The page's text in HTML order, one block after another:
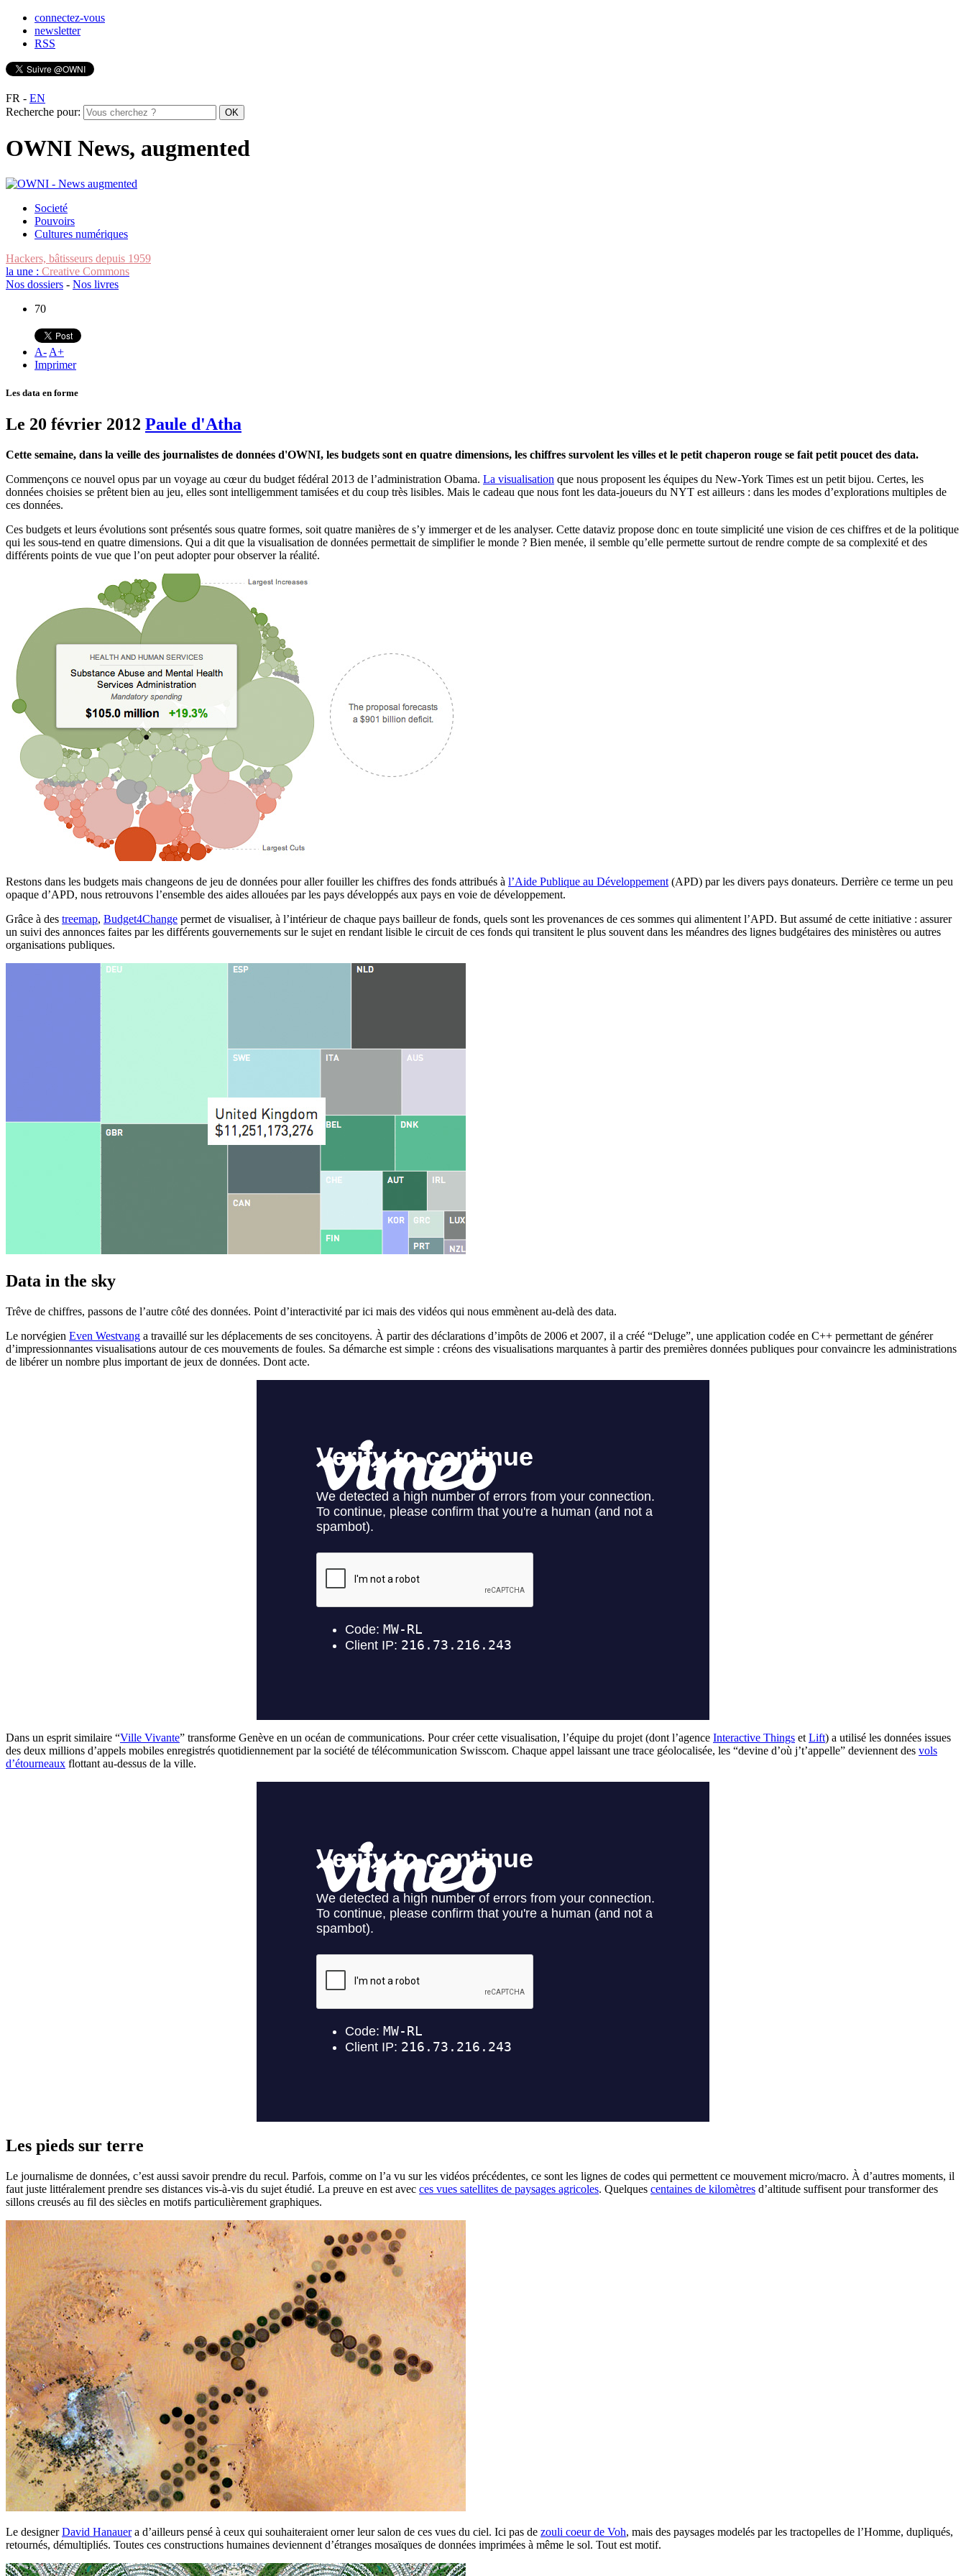
connectez-vous
newsletter
RSS
FR - EN
Recherche pour:
OWNI News, augmented
Societé
Pouvoirs
Cultures numériques
Hackers, bâtisseurs depuis 1959
la une : Creative Commons
Nos dossiers - Nos livres
70
A- A+
Imprimer
Les data en forme
Le 20 février 2012 Paule d'Atha
Cette semaine, dans la veille des journalistes de données d'OWNI, les budgets sont en quatre dimensions, les chiffres survolent les villes et le petit chaperon rouge se fait petit poucet des data.
Commençons ce nouvel opus par un voyage au cœur du budget fédéral 2013 de l’administration Obama. La visualisation que nous proposent les équipes du New-York Times est un petit bijou. Certes, les
données choisies se prêtent bien au jeu, elles sont intelligemment tamisées et du coup très lisibles. Mais le cadeau que nous font les data-joueurs du NYT est ailleurs : dans les modes d’explorations multiples de
ces données.
Ces budgets et leurs évolutions sont présentés sous quatre formes, soit quatre manières de s’y immerger et de les analyser. Cette dataviz propose donc en toute simplicité une vision de ces chiffres et de la politique
qui les sous-tend en quatre dimensions. Qui a dit que la visualisation de données permettait de simplifier le monde ? Bien menée, il semble qu’elle permette surtout de rendre compte de sa complexité et des
différents points de vue que l’on peut adopter pour observer la réalité.
Restons dans les budgets mais changeons de jeu de données pour aller fouiller les chiffres des fonds attribués à l’Aide Publique au Développement (APD) par les divers pays donateurs. Derrière ce terme un peu
opaque d’APD, nous retrouvons l’ensemble des aides allouées par les pays développés aux pays en voie de développement.
Grâce à des treemap, Budget4Change permet de visualiser, à l’intérieur de chaque pays bailleur de fonds, quels sont les provenances de ces sommes qui alimentent l’APD. But assumé de cette initiative : assurer
un suivi des annonces faites par les différents gouvernements sur le sujet en rendant lisible le circuit de ces fonds qui transitent le plus souvent dans les méandres des lignes budgétaires des ministères ou autres
organisations publiques.
Data in the sky
Trêve de chiffres, passons de l’autre côté des données. Point d’interactivité par ici mais des vidéos qui nous emmènent au-delà des data.
Le norvégien Even Westvang a travaillé sur les déplacements de ses concitoyens. À partir des déclarations d’impôts de 2006 et 2007, il a créé “Deluge”, une application codée en C++ permettant de générer
d’impressionnantes visualisations autour de ces mouvements de foules. Sa démarche est simple : créons des visualisations marquantes à partir des premières données publiques pour convaincre les administrations
de libérer un nombre plus important de jeux de données. Dont acte.
Dans un esprit similaire “Ville Vivante” transforme Genève en un océan de communications. Pour créer cette visualisation, l’équipe du projet (dont l’agence Interactive Things et Lift) a utilisé les données issues
des deux millions d’appels mobiles enregistrés quotidiennement par la société de télécommunication Swisscom. Chaque appel laissant une trace géolocalisée, les “devine d’où j’t’appelle” deviennent des vols
d’étourneaux flottant au-dessus de la ville.
Les pieds sur terre
Le journalisme de données, c’est aussi savoir prendre du recul. Parfois, comme on l’a vu sur les vidéos précédentes, ce sont les lignes de codes qui permettent ce mouvement micro/macro. À d’autres moments, il
faut juste littéralement prendre ses distances vis-à-vis du sujet étudié. La preuve en est avec ces vues satellites de paysages agricoles. Quelques centaines de kilomètres d’altitude suffisent pour transformer des
sillons creusés au fil des siècles en motifs particulièrement graphiques.
Le designerDavid Hanauera d’ailleurs pensé à ceux qui souhaiteraient orner leur salon de ces vues du ciel. Ici pas de zouli coeur de Voh, mais des paysages modelés par les tractopelles de l’Homme, dupliqués,
retournés, démultipliés. Toutes ces constructions humaines deviennent d’étranges mosaïques de données imprimées à même le sol. Tout est motif.